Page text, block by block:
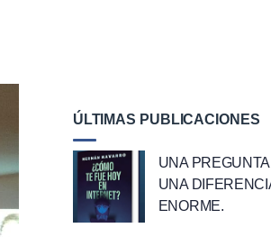
ÚLTIMAS PUBLICACIONES
UNA
UNA
ENORME.